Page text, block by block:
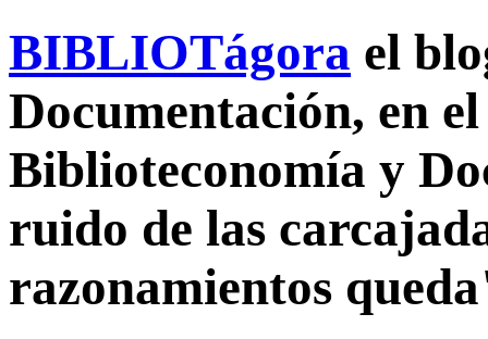
BIBLIOTágora el
Documentación, en
Biblioteconomía y
ruido de las
razonamientos